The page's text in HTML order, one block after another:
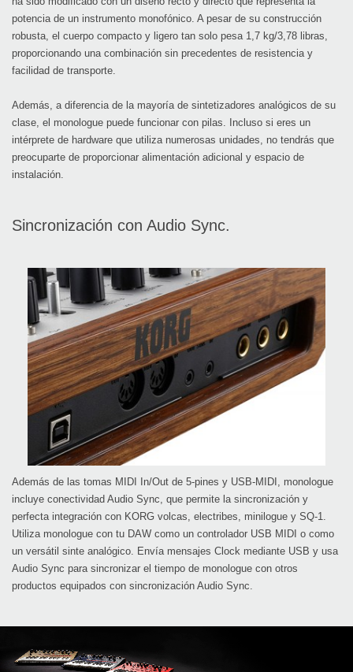
potencia de un instrumento monofónico. A pesar de su construcción
robusta, el cuerpo compacto y ligero tan solo pesa 1,7 kg/3,78 libras,
proporcionando una combinación sin precedentes de resistencia y
facilidad de transporte.
Además, a diferencia de la mayoría de sintetizadores analógicos de su
clase, el monologue puede funcionar con pilas. Incluso si eres un
intérprete de hardware que utiliza numerosas unidades, no tendrás que
preocuparte de proporcionar alimentación adicional y espacio de
instalación.
Sincronización con Audio Sync.
Además de las tomas MIDI In/Out de 5-pines y USB-MIDI, monologue
incluye conectividad Audio Sync, que permite la sincronización y
perfecta integración con KORG volcas, electribes, minilogue y SQ-1.
Utiliza monologue con tu DAW como un controlador USB MIDI o como
un versátil sinte analógico. Envía mensajes Clock mediante USB y usa
Audio Sync para sincronizar el tiempo de monologue con otros
productos equipados con sincronización Audio Sync.